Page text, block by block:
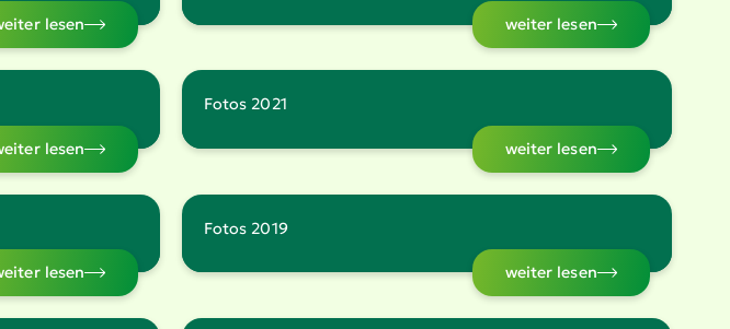
lesen weiter lesen
lesen
Fotos 2021
weiter lesen
lesen
Fotos 2019
weiter lesen